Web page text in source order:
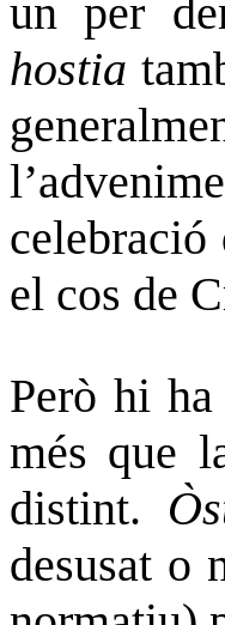
un per
hostia
celebració
el cos de
Però hi
més que
distint.
desusat o